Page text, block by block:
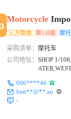
Motorcycle
三方数据 第138届 摩
采购清单： 摩托车
公司地址：SHOP 1/
006****46
bmt**@**.au
-